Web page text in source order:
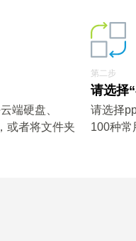
端硬盘、
或者将文件夹
第二步
请选择
请选择
100种常